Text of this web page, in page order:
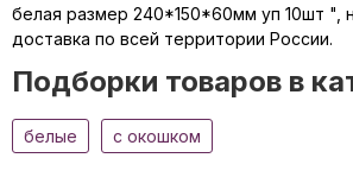
белая размер 240*150*60мм уп 10шт ",
доставка по всей территории России.
Подборки товаров в
белые c окошком